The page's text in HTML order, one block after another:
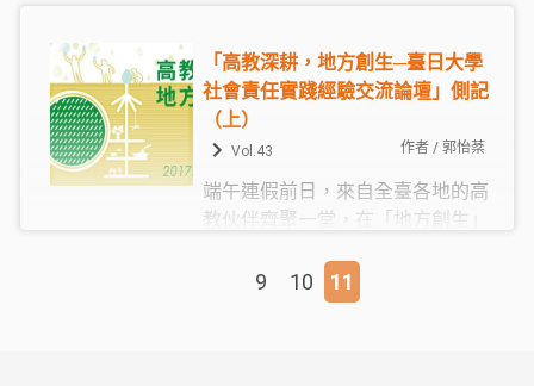
自日本千葉大學的鈴木雅之副教
授、田島翔太助理教授互動，交流
彼此參與大學社會責任工作的實踐
經驗。
「高教深耕，地方創生─臺日大學
社會責任實踐經驗交流論壇」側記
（上）
Vol.43 作者 / 郭怡棻
端午連假前日，來自全臺各地的高
教伙伴齊聚一堂，在「地方創生」
研合流、青年公共參與三個面向，
和來自日本千葉大學的鈴木雅之副
9 10 11